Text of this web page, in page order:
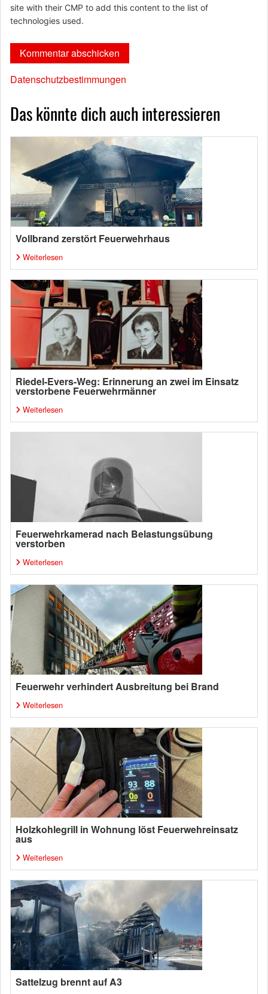
site with their CMP to add this content to the list of
technologies used.
Datenschutzbestimmungen
Das könnte dich auch interessieren
Vollbrand zerstört Feuerwehrhaus
Weiterlesen
Riedel-Evers-Weg: Erinnerung an zwei im Einsatz
verstorbene Feuerwehrmänner
Weiterlesen
Feuerwehrkamerad nach Belastungsübung
verstorben
Weiterlesen
Feuerwehr verhindert Ausbreitung bei Brand
Weiterlesen
Holzkohlegrill in Wohnung löst Feuerwehreinsatz
aus
Weiterlesen
Sattelzug brennt auf A3